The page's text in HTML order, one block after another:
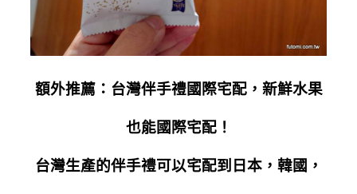
額外推薦：台灣伴手禮國際宅配，新鮮水果
也能國際宅配！
台灣生產的伴手禮可以宅配到日本，韓國，